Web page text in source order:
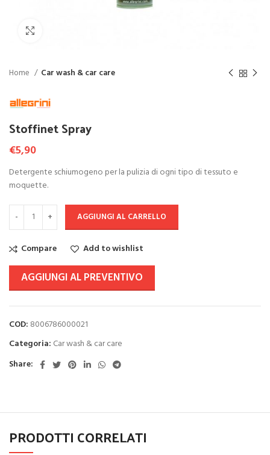
Home Car wash & car care
Stoffinet Spray
€5,90
Detergente schiumogeno per la pulizia di ogni tipo di tessuto e
moquette.
AGGIUNGI AL CARRELLO
Compare Add to wishlist
AGGIUNGI AL PREVENTIVO
COD: 8006786000021
Categoria: Car wash & car care
Share:
PRODOTTI CORRELATI